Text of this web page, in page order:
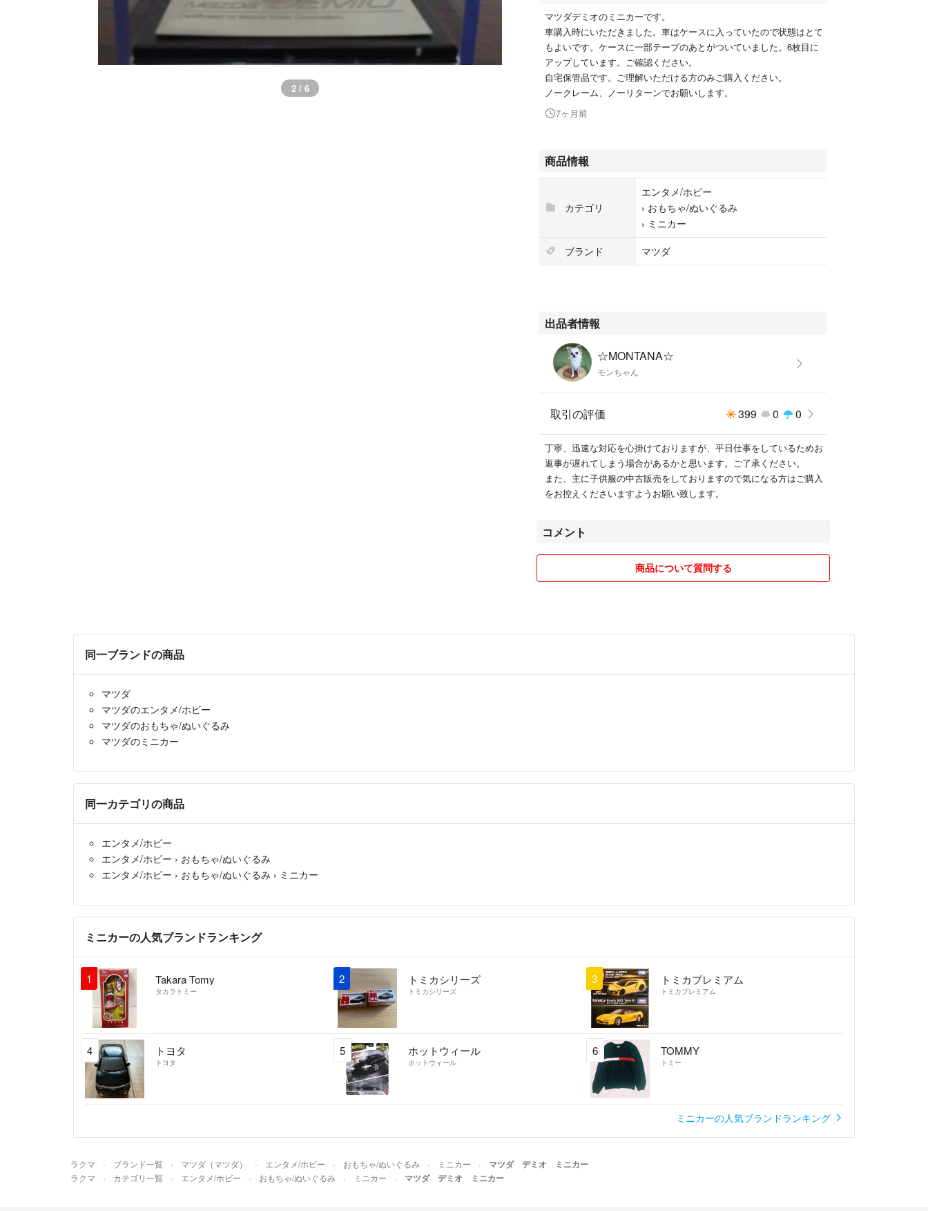
2 / 6
マツダデミオのミニカーです。
車購入時にいただきました。車はケースに入っていたので状態はとて
もよいです。ケースに一部テープのあとがついていました。6枚目に
アップしています。ご確認ください。
自宅保管品です。ご理解いただける方のみご購入ください。
ノークレーム、ノーリターンでお願いします。
7ヶ月前
商品情報
カテゴリ
エンタメ/ホビー
› おもちゃ/ぬいぐるみ
› ミニカー
ブランド
マツダ
出品者情報
☆MONTANA☆
モンちゃん
取引の評価 399 0 0
丁寧、迅速な対応を心掛けておりますが、平日仕事をしているためお
返事が遅れてしまう場合があるかと思います。ご了承ください。
また、主に子供服の中古販売をしておりますので気になる方はご購入
をお控えくださいますようお願い致します。
コメント
商品について質問する
同一ブランドの商品
マツダ
マツダのエンタメ/ホビー
マツダのおもちゃ/ぬいぐるみ
マツダのミニカー
同一カテゴリの商品
エンタメ/ホビー
エンタメ/ホビー › おもちゃ/ぬいぐるみ
エンタメ/ホビー › おもちゃ/ぬいぐるみ › ミニカー
ミニカーの人気ブランドランキング
1 Takara Tomy
タカラトミー
2 トミカシリーズ
トミカシリーズ
3 トミカプレミアム
トミカプレミアム
4 トヨタ
トヨタ
5 ホットウィール
ホットウィール
6 TOMMY
トミー
ミニカーの人気ブランドランキング
ラクマ ブランド一覧 マツダ（マツダ） エンタメ/ホビー おもちゃ/ぬいぐるみ ミニカー マツダ デミオ ミニカー
ラクマ カテゴリ一覧 エンタメ/ホビー おもちゃ/ぬいぐるみ ミニカー マツダ デミオ ミニカー